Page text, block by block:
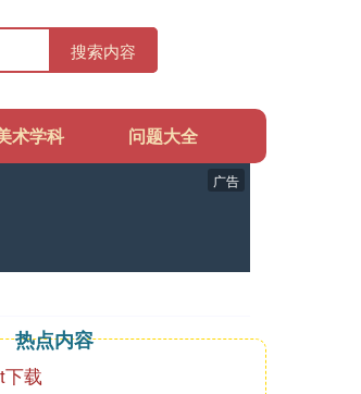
搜索内容
术学科 问题大全
广告
热点内容
载